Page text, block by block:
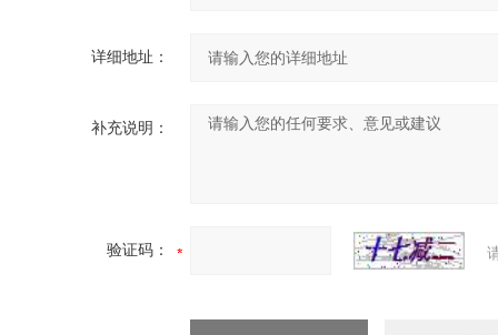
详细地址：
补充说明：
验证码：